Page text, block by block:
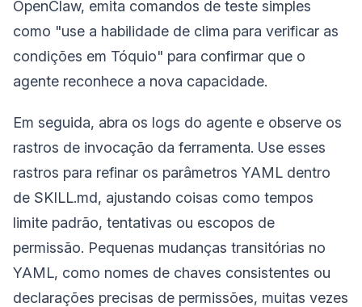
OpenClaw, emita comandos de teste simples
como "use a habilidade de clima para verificar as
condições em Tóquio" para confirmar que o
agente reconhece a nova capacidade.
Em seguida, abra os logs do agente e observe os
rastros de invocação da ferramenta. Use esses
rastros para refinar os parâmetros YAML dentro
de ‎⁠SKILL.md⁠, ajustando coisas como tempos
limite padrão, tentativas ou escopos de
permissão. Pequenas mudanças transitórias no
YAML, como nomes de chaves consistentes ou
declarações precisas de permissões, muitas vezes